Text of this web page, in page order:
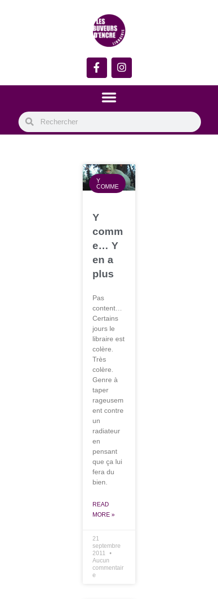
Y
COMME
Y
comm
e… Y
en a
plus
Pas
content…
Certains
jours le
libraire est
colère.
Très
colère.
Genre à
taper
rageusem
ent contre
un
radiateur
en
pensant
que ça lui
fera du
bien.
READ
MORE »
21
septembre
2011
Aucun
commentair
e